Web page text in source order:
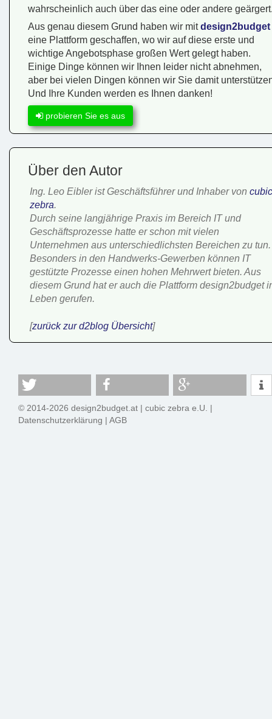
wahrscheinlich auch über das eine oder andere
Aus genau diesem Grund haben wir mitdesign2budget
eine Plattform geschaffen, wo wir auf diese erste und
wichtige Angebotsphase großen Wert gelegt haben.
Einige Dinge können wir Ihnen leider nicht abnehmen,
aber bei vielen Dingen können wir Sie damit
Und Ihre Kunden werden es Ihnen danken!
probieren Sie es aus
Über den Autor
Ing. Leo Eibler ist Geschäftsführer und Inhaber von cubic
zebra.
Durch seine langjährige Praxis im Bereich IT und
Geschäftsprozesse hatte er schon mit vielen
Unternehmen aus unterschiedlichsten Bereichen zu tun.
Besonders in den Handwerks-Gewerben können IT
gestützte Prozesse einen hohen Mehrwert bieten. Aus
diesem Grund hat er auch die Plattform design2budget
Leben gerufen.
[zurück zur d2blog Übersicht]
© 2014-2026 design2budget.at |cubic zebra e.U.
|
Datenschutzerklärung |AGB